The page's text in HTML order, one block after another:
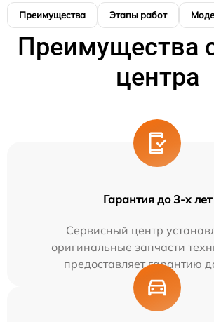
Преимущества Этапы работ
Преимущества
центра
Гарантия до 3-х лет
Сервисный центр
оригинальные запчасти
предоставляет гарантию